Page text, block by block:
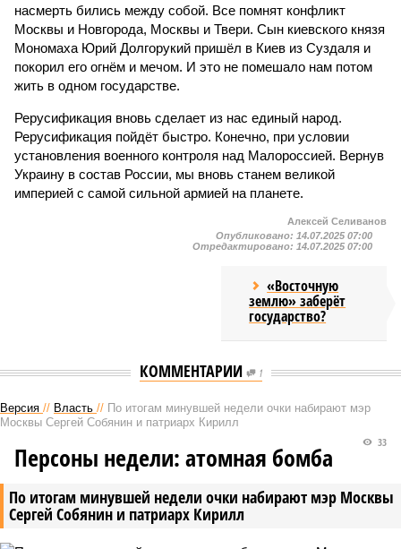
насмерть бились между собой. Все помнят конфликт
Москвы и Новгорода, Москвы и Твери. Сын киевского князя
Мономаха Юрий Долгорукий пришёл в Киев из Суздаля и
покорил его огнём и мечом. И это не помешало нам потом
жить в одном государстве.
Рерусификация вновь сделает из нас единый народ.
Рерусификация пойдёт быстро. Конечно, при условии
установления военного контроля над Малороссией. Вернув
Украину в состав России, мы вновь станем великой
империей с самой сильной армией на планете.
Алексей Селиванов
Опубликовано: 14.07.2025 07:00
Отредактировано: 14.07.2025 07:00
«Восточную
землю» заберёт
государство?
КОММЕНТАРИИ 1
Версия // Власть // По итогам минувшей недели очки набирают мэр
Москвы Сергей Собянин и патриарх Кирилл
По итогам минувшей недели очки набирают мэр Москвы
Сергей Собянин и патриарх Кирилл
33
Персоны недели: атомная бомба